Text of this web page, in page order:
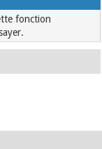
fonction